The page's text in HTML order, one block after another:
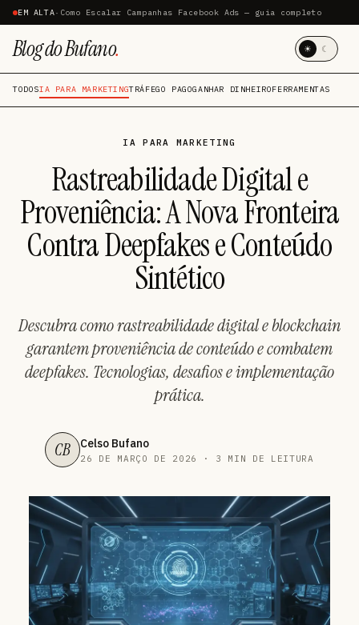
EM ALTA· Como Escalar Campanhas Facebook Ads — guia completo
Blog do Bufano. ☀ ☾
TODOSIA PARA MARKETINGTRÁFEGO PAGOGANHAR DINHEIROFERRAMENTAS
IA PARA MARKETING
Rastreabilidade Digital e
Proveniência: A Nova Fronteira
Contra Deepfakes e Conteúdo
Sintético
Descubra como rastreabilidade digital e blockchain
garantem proveniência de conteúdo e combatem
deepfakes. Tecnologias, desafios e implementação
prática.
CB Celso Bufano
26 DE MARÇO DE 2026 · 3 MIN DE LEITURA